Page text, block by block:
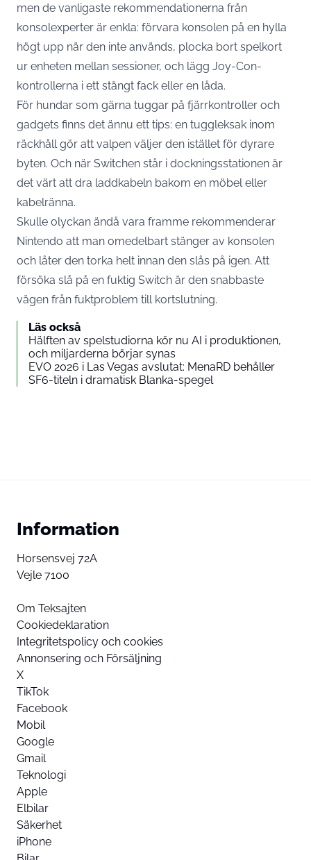
men de vanligaste rekommendationerna från
konsolexperter är enkla: förvara konsolen på en hylla
högt upp när den inte används, plocka bort spelkort
ur enheten mellan sessioner, och lägg Joy-Con-
kontrollerna i ett stängt fack eller en låda.
För hundar som gärna tuggar på fjärrkontroller och
gadgets finns det ännu ett tips: en tuggleksak inom
räckhåll gör att valpen väljer den istället för dyrare
byten. Och när Switchen står i dockningsstationen är
det värt att dra laddkabeln bakom en möbel eller
kabelränna.
Skulle olyckan ändå vara framme rekommenderar
Nintendo att man omedelbart stänger av konsolen
och låter den torka helt innan den slås på igen. Att
försöka slå på en fuktig Switch är den snabbaste
vägen från fuktproblem till kortslutning.
Läs också
Hälften av spelstudiorna kör nu AI i produktionen,
och miljarderna börjar synas
EVO 2026 i Las Vegas avslutat: MenaRD behåller
SF6-titeln i dramatisk Blanka-spegel
Information
Horsensvej 72A
Vejle 7100
Om Teksajten
Cookiedeklaration
Integritetspolicy och cookies
Annonsering och Försäljning
X
TikTok
Facebook
Mobil
Google
Gmail
Teknologi
Apple
Elbilar
Säkerhet
iPhone